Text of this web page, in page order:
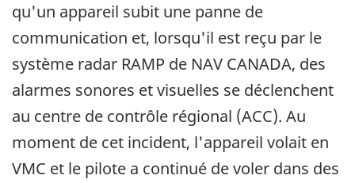
qu'un appareil subit une panne de
communication et, lorsqu'il est reçu par le
système radar RAMP de NAV CANADA, des
alarmes sonores et visuelles se déclenchent
au centre de contrôle régional (ACC). Au
moment de cet incident, l'appareil volait en
VMC et le pilote a continué de voler dans des